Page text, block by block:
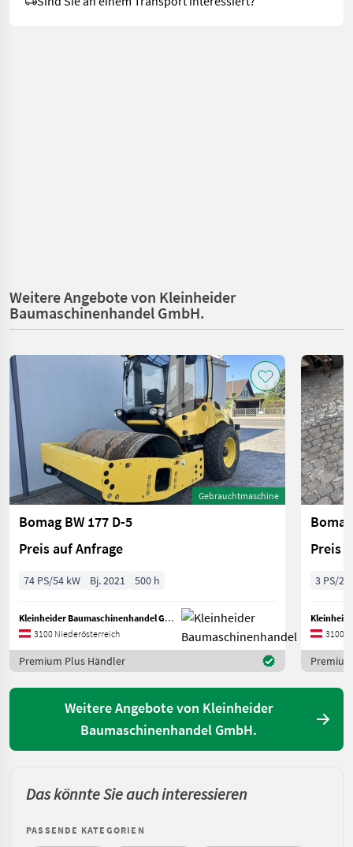
Weitere Angebote von Kleinheider
Baumaschinenhandel GmbH.
Gebrauchtmaschine
Bomag BW 177 D-5
Preis auf Anfrage
74 PS/54 kW Bj. 2021 500 h
Kleinheider Baumaschinenhandel GmbH.
3100 Niederösterreich
Premium Plus Händler
Preis
3 PS/2
3100
Weitere Angebote von Kleinheider
Baumaschinenhandel GmbH.
Das könnte Sie auch interessieren
PASSENDE KATEGORIEN